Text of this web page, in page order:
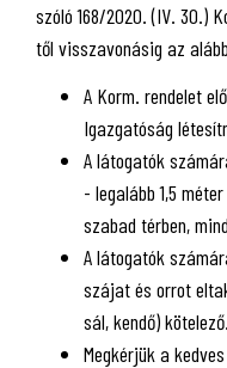
szóló 168/2020. (IV. 30.)
től visszavonásig az
A Korm. rendelet
Igazgatóság
A látogatók
- legalább 1,5
szabad térben,
A látogatók
szájat és orrot
sál, kendő) kötelező.
Megkérjük a